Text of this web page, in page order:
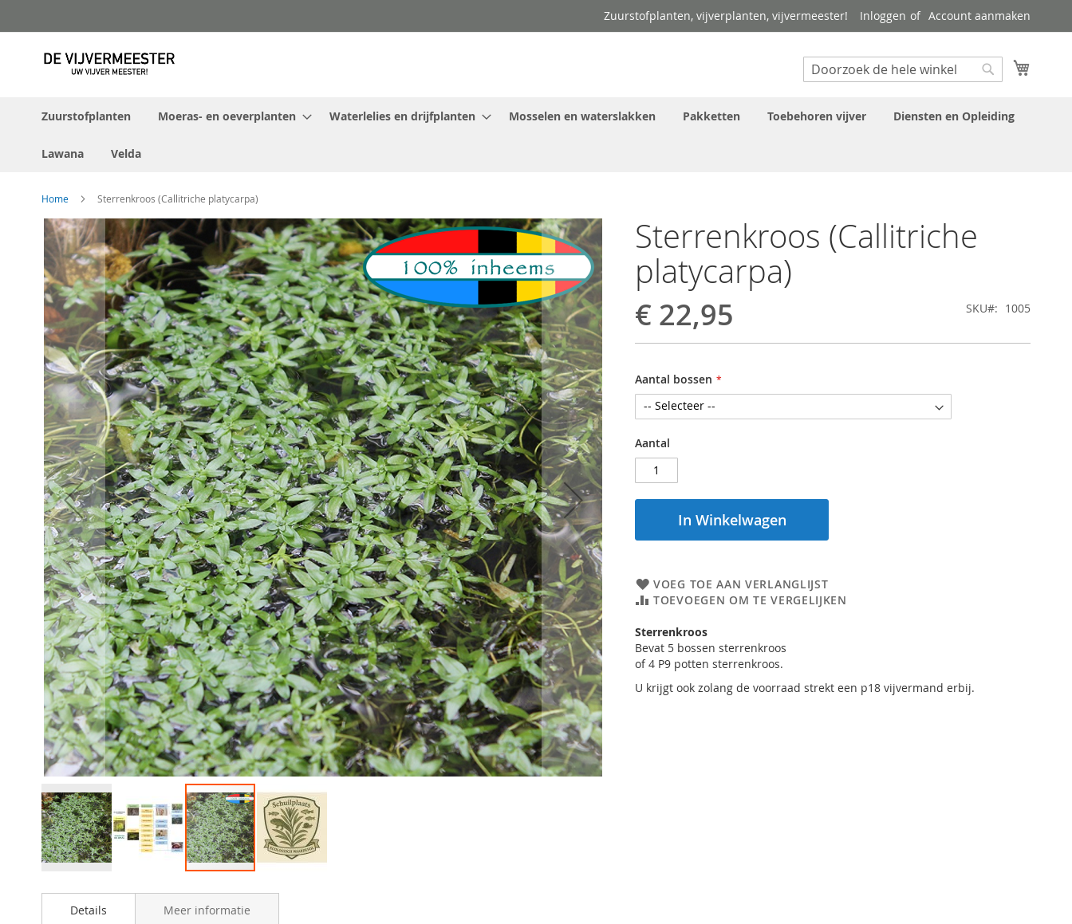
naar
inhoud
Zuurstofplanten, vijverplanten, vijvermeester! Inloggen Account aanmaken
Search
Search
Zuurstofplanten Moeras- en oeverplanten Waterlelies en drijfplanten Mosselen en waterslakken Pakketten Toebehoren vijver Diensten en Opleiding
Lawana Velda
Home Sterrenkroos (Callitriche platycarpa)
Sterrenkroos (Callitriche
platycarpa)
€ 22,95 SKU 1005
Aantal bossen
Aantal
In Winkelwagen
VOEG TOE AAN VERLANGLIJST
TOEVOEGEN OM TE VERGELIJKEN
Sterrenkroos
Bevat 5 bossen sterrenkroos
of 4 P9 potten sterrenkroos.
U krijgt ook zolang de voorraad strekt een p18 vijvermand erbij.
Ga
naar
het
einde
van
de
afbeeldingen-
gallerij
naar
Details Meer informatie